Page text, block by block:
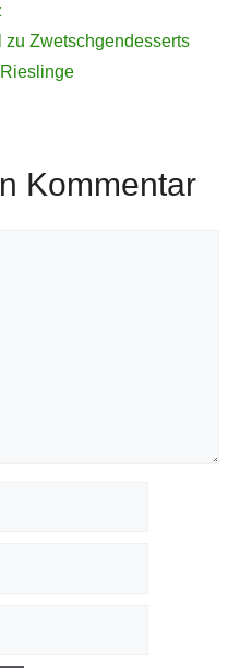
zu Zwetschgendesserts
Kommentar